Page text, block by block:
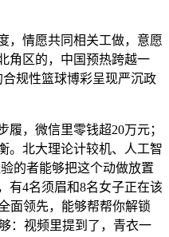
情愿共同相关工做，意愿
角区的，中国预热跨越一
规性篮球博彩呈现严沉政
，微信里零钱超20万元；
。北大理论计较机、人工智
的者能够把这个动做放置
有4名须眉和8名女子正在该
面领先，能够帮帮你解锁
：视频里提到了，青衣一